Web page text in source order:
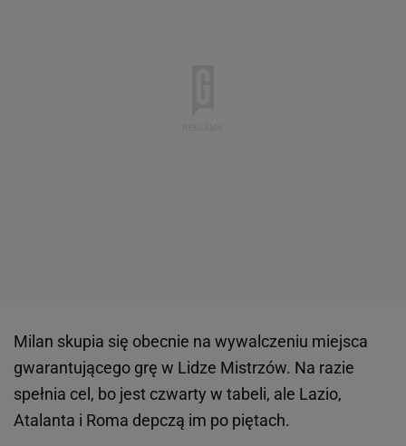
Milan skupia się obecnie na wywalczeniu miejsca
gwarantującego grę w Lidze Mistrzów. Na razie
spełnia cel, bo jest czwarty w tabeli, ale Lazio,
Atalanta i Roma depczą im po piętach.